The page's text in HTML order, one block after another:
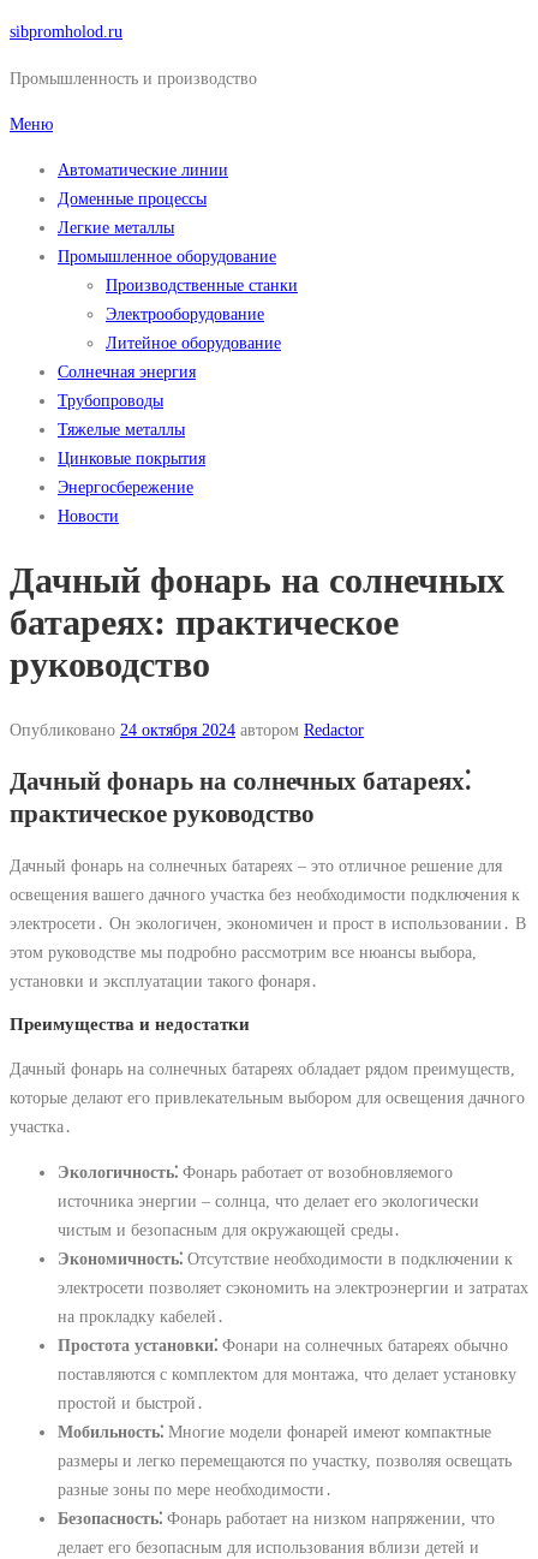
Перейти
содержимому
sibpromholod.ru
Промышленность и производство
Меню
Автоматические линии
Доменные процессы
Легкие металлы
Промышленное оборудование
Производственные станки
Электрооборудование
Литейное оборудование
Солнечная энергия
Трубопроводы
Тяжелые металлы
Цинковые покрытия
Энергосбережение
Новости
Дачный фонарь на солнечных
батареях: практическое
руководство
Опубликовано 24 октября 2024 автором Redactor
Дачный фонарь на солнечных батареях⁚
практическое руководство
Дачный фонарь на солнечных батареях – это отличное решение для
освещения вашего дачного участка без необходимости подключения к
электросети․ Он экологичен, экономичен и прост в использовании․ В
этом руководстве мы подробно рассмотрим все нюансы выбора,
установки и эксплуатации такого фонаря․
Преимущества и недостатки
Дачный фонарь на солнечных батареях обладает рядом преимуществ,
которые делают его привлекательным выбором для освещения дачного
участка․
Экологичность⁚ Фонарь работает от возобновляемого
источника энергии – солнца, что делает его экологически
чистым и безопасным для окружающей среды․
Экономичность⁚ Отсутствие необходимости в подключении к
электросети позволяет сэкономить на электроэнергии и затратах
на прокладку кабелей․
Простота установки⁚ Фонари на солнечных батареях обычно
поставляются с комплектом для монтажа, что делает установку
простой и быстрой․
Мобильность⁚ Многие модели фонарей имеют компактные
размеры и легко перемещаются по участку, позволяя освещать
разные зоны по мере необходимости․
Безопасность⁚ Фонарь работает на низком напряжении, что
делает его безопасным для использования вблизи детей и